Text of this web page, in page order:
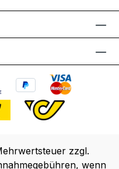
zzgl.
wenn